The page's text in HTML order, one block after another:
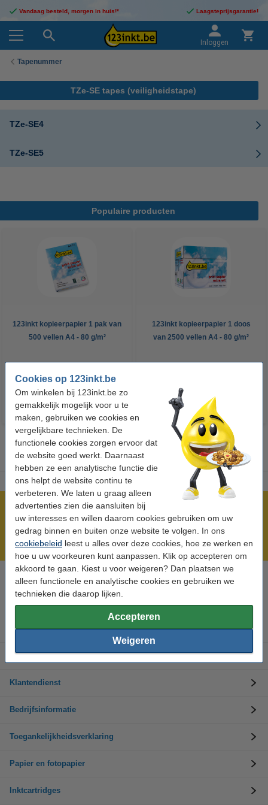
Cookies op 123inkt.be
Om winkelen bij 123inkt.be zo
gemakkelijk mogelijk voor u te
maken, gebruiken we cookies en
vergelijkbare technieken. De
functionele cookies zorgen ervoor dat
de website goed werkt. Daarnaast
hebben ze een analytische functie die
ons helpt de website continu te
verbeteren. We laten u graag alleen
advertenties zien die aansluiten bij
uw interesses en willen daarom cookies gebruiken om uw
gedrag binnen en buiten onze website te volgen. In ons
cookiebeleid leest u alles over deze cookies, hoe ze werken en
hoe u uw voorkeuren kunt aanpassen. Klik op accepteren om
akkoord te gaan. Kiest u voor weigeren? Dan plaatsen we
alleen functionele en analytische cookies en gebruiken we
technieken die daarop lijken.
Accepteren
Weigeren
Vandaag besteld, morgen in huis!* Laagsteprijsgarantie!
Inloggen
Tapenummer
TZe-SE tapes (veiligheidstape)
TZe-SE4
TZe-SE5
Populaire producten
123inkt kopieerpapier 1 pak van
500 vellen A4 - 80 g/m²
123inkt kopieerpapier 1 doos
van 2500 vellen A4 - 80 g/m²
Meer dan 5 miljoen klanten!
Laagsteprijsgarantie!
Hulp nodig? Bel ons op +32 (0)9 39 64 123
Op werkdagen van 8.30 tot 17 uur
Inktpatronen
Toner cartridges
Klantendienst
Bedrijfsinformatie
Toegankelijkheidsverklaring
Papier en fotopapier
Inktcartridges